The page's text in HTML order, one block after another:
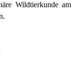
Wildtierkunde am